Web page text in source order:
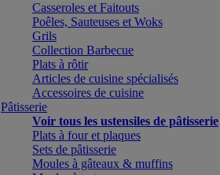
Casseroles et Faitouts
Poêles, Sauteuses et Woks
Grils
Collection Barbecue
Plats à rôtir
Articles de cuisine spécialisés
Accessoires de cuisine
Pâtisserie
Voir tous les ustensiles de pâtisserie
Plats à four et plaques
Sets de pâtisserie
Moules à gâteaux & muffins